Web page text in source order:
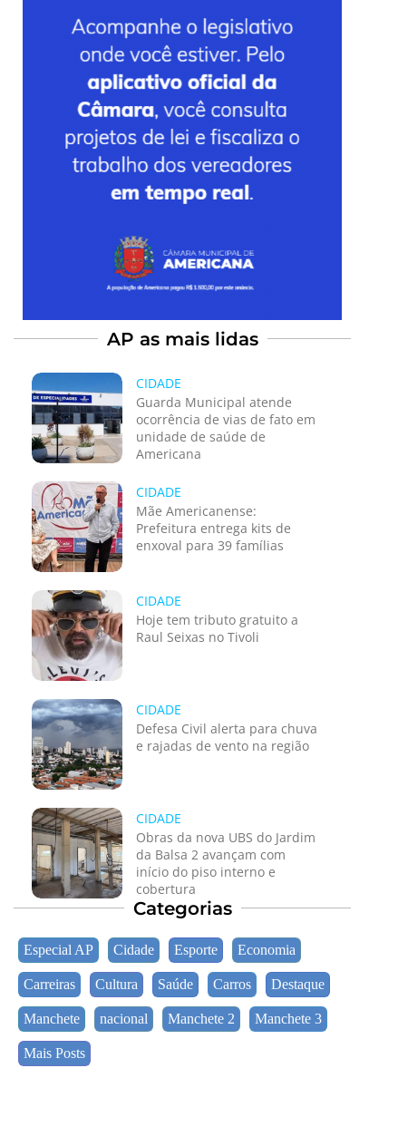
AP as mais lidas
CIDADE
Guarda Municipal atende
ocorrência de vias de fato em
unidade de saúde de
Americana
CIDADE
Mãe Americanense:
Prefeitura entrega kits de
enxoval para 39 famílias
CIDADE
Hoje tem tributo gratuito a
Raul Seixas no Tivoli
CIDADE
Defesa Civil alerta para chuva
e rajadas de vento na região
CIDADE
Obras da nova UBS do Jardim
da Balsa 2 avançam com
início do piso interno e
cobertura
Categorias
Especial AP Cidade Esporte Economia
Carreiras Cultura Saúde Carros Destaque
Manchete nacional Manchete 2 Manchete 3
Mais Posts